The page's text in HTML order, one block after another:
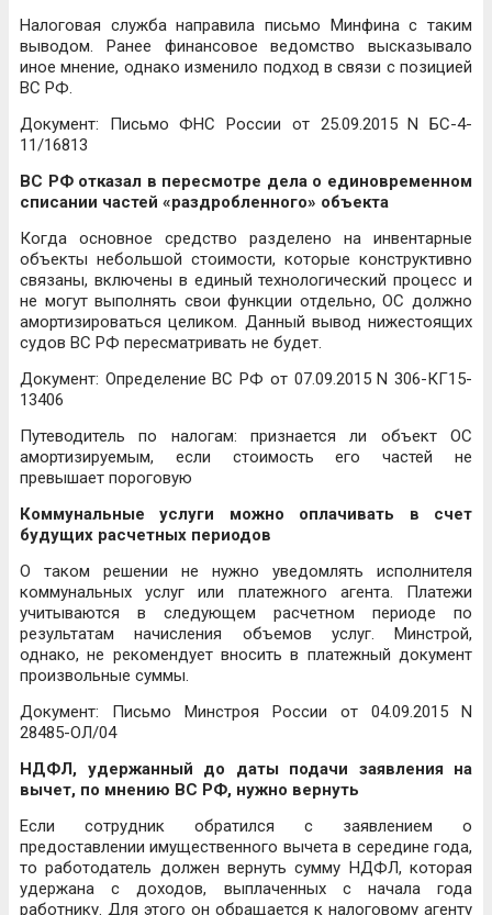
Налоговая служба направила письмо Минфина с таким
выводом. Ранее финансовое ведомство высказывало
иное мнение, однако изменило подход в связи с позицией
ВС РФ.
Документ: Письмо ФНС России от 25.09.2015 N БС-4-
11/16813
ВС РФ отказал в пересмотре дела о единовременном
списании частей «раздробленного» объекта
Когда основное средство разделено на инвентарные
объекты небольшой стоимости, которые конструктивно
связаны, включены в единый технологический процесс и
не могут выполнять свои функции отдельно, ОС должно
амортизироваться целиком. Данный вывод нижестоящих
судов ВС РФ пересматривать не будет.
Документ: Определение ВС РФ от 07.09.2015 N 306-КГ15-
13406
Путеводитель по налогам: признается ли объект ОС
амортизируемым, если стоимость его частей не
превышает пороговую
Коммунальные услуги можно оплачивать в счет
будущих расчетных периодов
О таком решении не нужно уведомлять исполнителя
коммунальных услуг или платежного агента. Платежи
учитываются в следующем расчетном периоде по
результатам начисления объемов услуг. Минстрой,
однако, не рекомендует вносить в платежный документ
произвольные суммы.
Документ: Письмо Минстроя России от 04.09.2015 N
28485-ОЛ/04
НДФЛ, удержанный до даты подачи заявления на
вычет, по мнению ВС РФ, нужно вернуть
Если сотрудник обратился с заявлением о
предоставлении имущественного вычета в середине года,
то работодатель должен вернуть сумму НДФЛ, которая
удержана с доходов, выплаченных с начала года
работнику. Для этого он обращается к налоговому агенту